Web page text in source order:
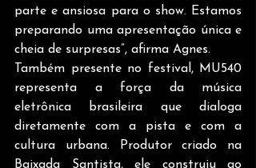
parte e ansiosa para o show. Estamos
preparando uma apresentação única e
cheia de surpresas”, afirma Agnes.
Também presente no festival, MU540
representa a força da música
eletrônica brasileira que dialoga
diretamente com a pista e com a
cultura urbana. Produtor criado na
Baixada Santista, ele construiu ao